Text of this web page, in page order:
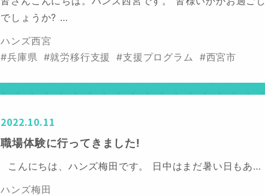
でしょうか? …
ハンズ西宮
#兵庫県 #就労移行支援 #支援プログラム #西宮市
2022.10.11
職場体験に行ってきました!
こんにちは、ハンズ梅田です。 日中はまだ暑い日もあ…
ハンズ梅田